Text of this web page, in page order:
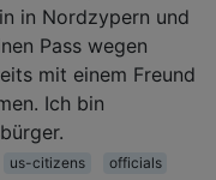
in Nordzypern und
Pass wegen
mit einem Freund
Ich bin
us-citizens
officials